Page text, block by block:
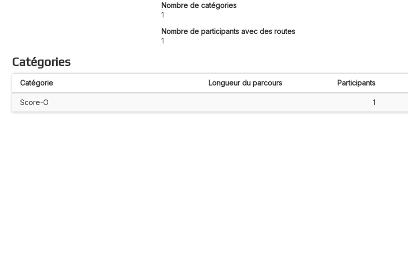
Nombre de catégories
1
Nombre de participants avec des routes
1
Catégories
Catégorie Longueur du parcours Participants
Score-O 1